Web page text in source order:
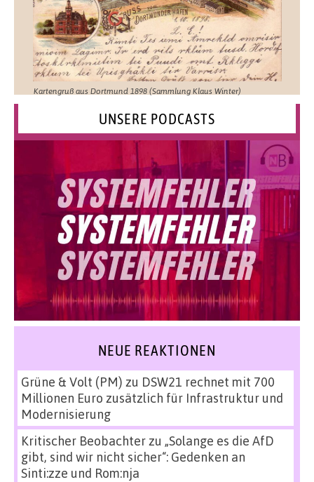
Kartengruß aus Dortmund 1898 (Sammlung Klaus Winter)
UNSERE PODCASTS
NEUE REAKTIONEN
Grüne & Volt (PM) zu DSW21 rechnet mit 700
Millionen Euro zusätzlich für Infrastruktur und
Modernisierung
Kritischer Beobachterzu „Solange es die AfD
gibt, sind wir nicht sicher“: Gedenken an
Sinti:zze und Rom:nja